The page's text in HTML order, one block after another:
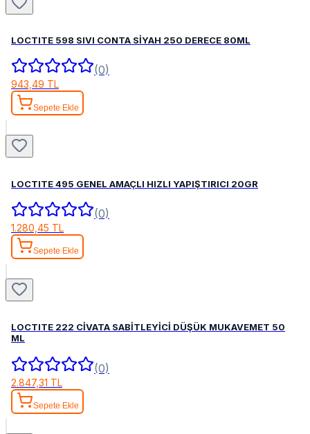
LOCTITE 598 SIVI CONTA SİYAH 250 DERECE 80ML
(0)
943,49 TL
Sepete Ekle
LOCTITE 495 GENEL AMAÇLI HIZLI YAPIŞTIRICI 20GR
(0)
1.280,45 TL
Sepete Ekle
LOCTITE 222 CİVATA SABİTLEYİCİ DÜŞÜK MUKAVEMET 50
ML
(0)
2.847,31 TL
Sepete Ekle